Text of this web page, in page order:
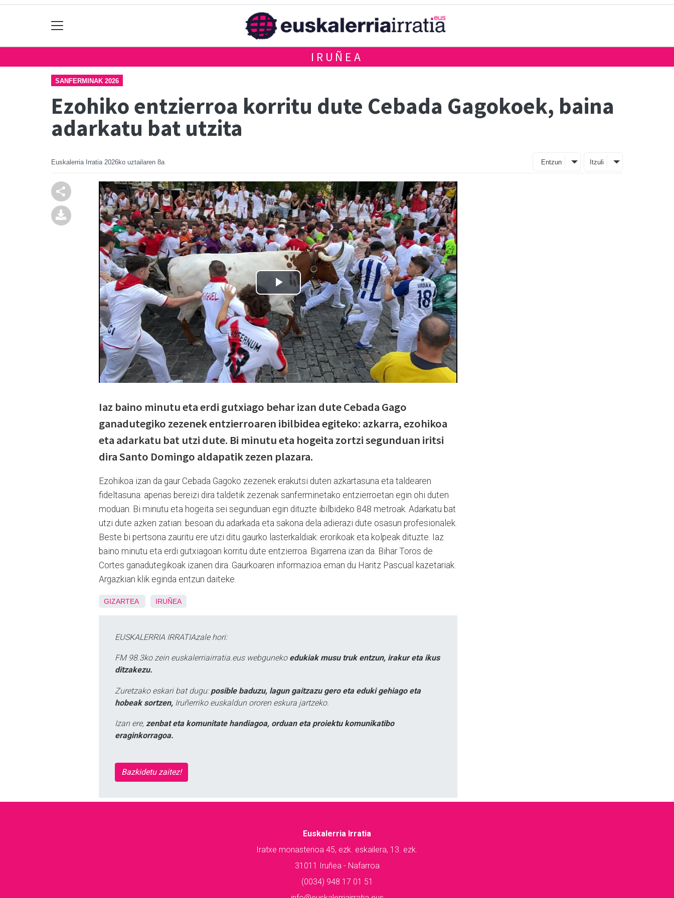
IRUÑEA
SANFERMINAK 2026
Ezohiko entzierroa korritu dute Cebada Gagokoek, baina
adarkatu bat utzita
Euskalerria Irratia 2026ko uztailaren 8a Entzun Itzuli
Iaz baino minutu eta erdi gutxiago behar izan dute Cebada Gago
ganadutegiko zezenek entzierroaren ibilbidea egiteko: azkarra, ezohikoa
eta adarkatu bat utzi dute. Bi minutu eta hogeita zortzi segunduan iritsi
dira Santo Domingo aldapatik zezen plazara.
Ezohikoa izan da gaur Cebada Gagoko zezenek erakutsi duten azkartasuna eta taldearen
fideltasuna: apenas bereizi dira taldetik zezenak sanferminetako entzierroetan egin ohi duten
moduan. Bi minutu eta hogeita sei segunduan egin dituzte ibilbideko 848 metroak. Adarkatu bat
utzi dute azken zatian: besoan du adarkada eta sakona dela adierazi dute osasun profesionalek.
Beste bi pertsona zauritu ere utzi ditu gaurko lasterkaldiak: erorikoak eta kolpeak dituzte. Iaz
baino minutu eta erdi gutxiagoan korritu dute entzierroa. Bigarrena izan da. Bihar Toros de
Cortes ganadutegikoak izanen dira. Gaurkoaren informazioa eman du Haritz Pascual kazetariak.
Argazkian klik eginda entzun daiteke.
GIZARTEA IRUÑEA
EUSKALERRIA IRRATIAzale hori:
FM 98.3ko zein euskalerriairratia.eus webguneko edukiak musu truk entzun, irakur eta ikus
ditzakezu.
Zuretzako eskari bat dugu: posible baduzu, lagun gaitzazu gero eta eduki gehiago eta
hobeak sortzen, Iruñerriko euskaldun ororen eskura jartzeko.
Izan ere, zenbat eta komunitate handiagoa, orduan eta proiektu komunikatibo
eraginkorragoa.
Bazkidetu zaitez!
Euskalerria Irratia
Iratxe monasterioa 45, ezk. eskailera, 13. ezk.
31011 Iruñea - Nafarroa
(0034) 948 17 01 51